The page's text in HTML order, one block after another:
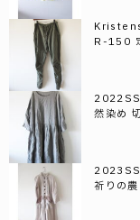
R-150
然染め
祈りの